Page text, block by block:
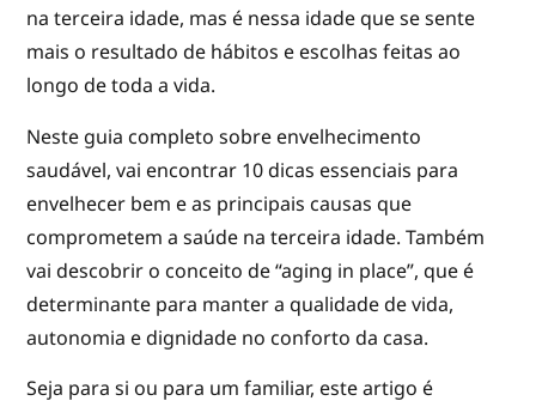
na terceira idade, mas é nessa idade que se sente
mais o resultado de hábitos e escolhas feitas ao
longo de toda a vida.
Neste guia completo sobre envelhecimento
saudável, vai encontrar 10 dicas essenciais para
envelhecer bem e as principais causas que
comprometem a saúde na terceira idade. Também
vai descobrir o conceito de “aging in place”, que é
determinante para manter a qualidade de vida,
autonomia e dignidade no conforto da casa.
Seja para si ou para um familiar, este artigo é